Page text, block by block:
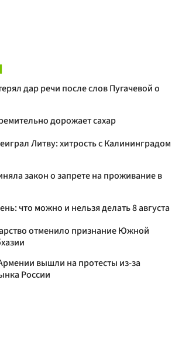
дар речи после слов Пугачевой о
дорожает сахар
Литву: хитрость с Калининградом
закон о запрете на проживание в
что можно и нельзя делать 8 августа
отменило признание Южной
вышли на протесты из-за
России